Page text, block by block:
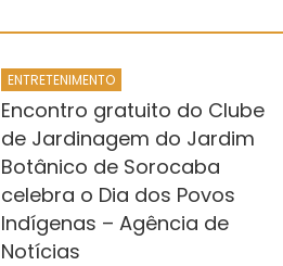
ENTRETENIMENTO
Encontro gratuito do Clube
de Jardinagem do Jardim
Botânico de Sorocaba
celebra o Dia dos Povos
Indígenas – Agência de
Notícias